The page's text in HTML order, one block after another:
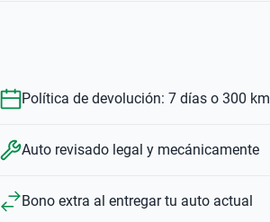
Política de devolución: 7 días o 300 km
Auto revisado legal y mecánicamente
Bono extra al entregar tu auto actual